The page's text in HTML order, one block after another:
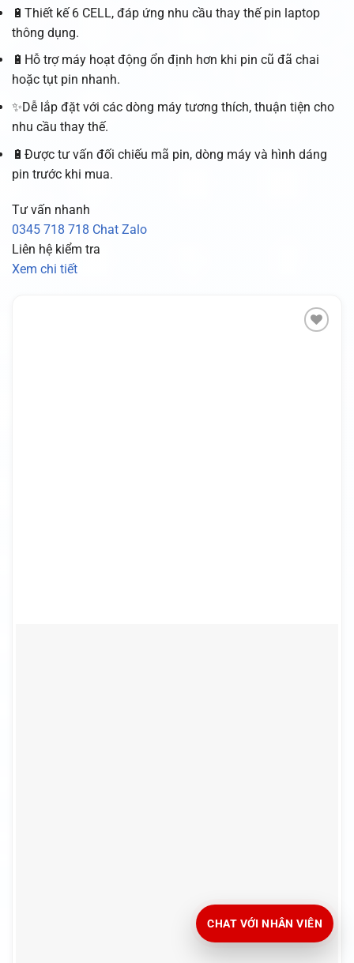
🔋Thiết kế 6 CELL, đáp ứng nhu cầu thay thế pin laptop
thông dụng.
🔋Hỗ trợ máy hoạt động ổn định hơn khi pin cũ đã chai
hoặc tụt pin nhanh.
✨Dễ lắp đặt với các dòng máy tương thích, thuận tiện cho
nhu cầu thay thế.
🔋Được tư vấn đối chiếu mã pin, dòng máy và hình dáng
pin trước khi mua.
Tư vấn nhanh
0345 718 718 Chat Zalo
Liên hệ kiểm tra
Xem chi tiết
CHAT VỚI NHÂN VIÊN